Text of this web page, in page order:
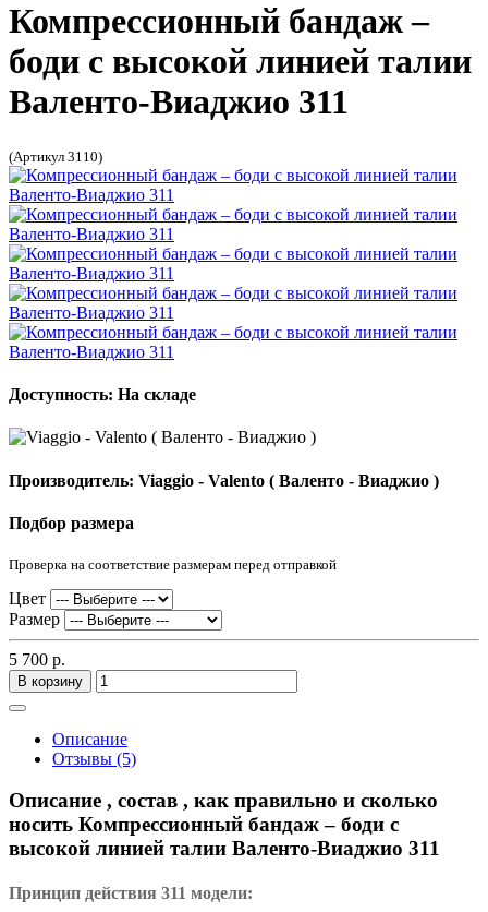
Компрессионный бандаж –
боди с высокой линией талии
Валенто-Виаджио 311
(Артикул 3110)
Доступность: На складе
Производитель: Viaggio - Valento ( Валенто - Виаджио )
Подбор размера
Проверка на соответствие размерам перед отправкой
Цвет
Размер
5 700 р.
В корзину
Описание
Отзывы (5)
Описание , состав , как правильно и сколько
носить Компрессионный бандаж – боди с
высокой линией талии Валенто-Виаджио 311
Принцип действия 311 модели: